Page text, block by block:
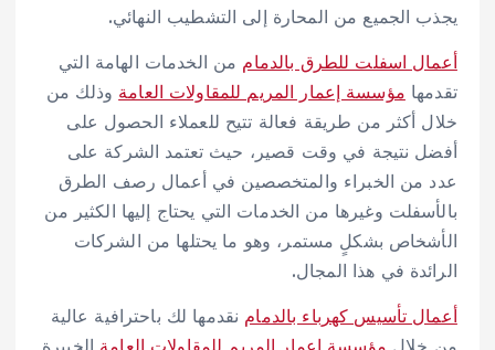
يجذب الجميع من المحارة إلى التشطيب النهائي.
أعمال اسفلت للطرق بالدمام من الخدمات الهامة التي
تقدمها مؤسسة إعمار المريم للمقاولات العامة وذلك من
خلال أكثر من طريقة فعالة تتيح للعملاء الحصول على
أفضل نتيجة في وقت قصير، حيث تعتمد الشركة على
عدد من الخبراء والمتخصصين في أعمال رصف الطرق
بالأسفلت وغيرها من الخدمات التي يحتاج إليها الكثير من
الأشخاص بشكلٍ مستمر، وهو ما يحتلها من الشركات
الرائدة في هذا المجال.
أعمال تأسيس كهرباء بالدمام نقدمها لك باحترافية عالية